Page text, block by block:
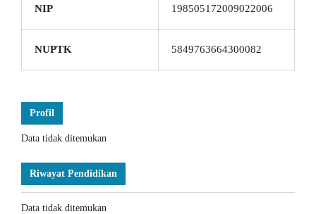
NIP 198505172009022006
NUPTK 5849763664300082
Profil
Data tidak ditemukan
Riwayat Pendidikan
Data tidak ditemukan